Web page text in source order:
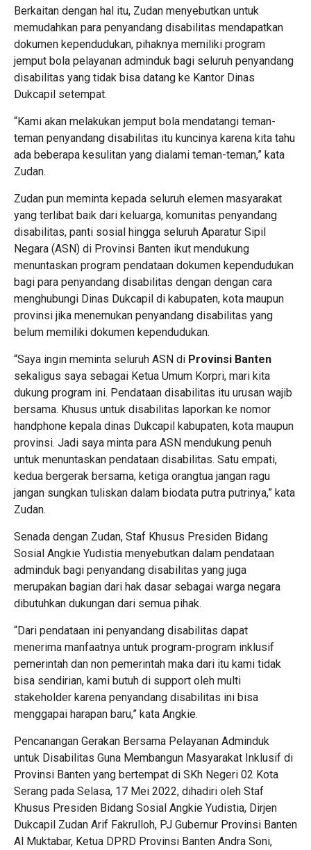
Berkaitan dengan hal itu, Zudan menyebutkan untuk
memudahkan para penyandang disabilitas mendapatkan
dokumen kependudukan, pihaknya memiliki program
jemput bola pelayanan adminduk bagi seluruh penyandang
disabilitas yang tidak bisa datang ke Kantor Dinas
Dukcapil setempat.
“Kami akan melakukan jemput bola mendatangi teman-
teman penyandang disabilitas itu kuncinya karena kita tahu
ada beberapa kesulitan yang dialami teman-teman,” kata
Zudan.
Zudan pun meminta kepada seluruh elemen masyarakat
yang terlibat baik dari keluarga, komunitas penyandang
disabilitas, panti sosial hingga seluruh Aparatur Sipil
Negara (ASN) di Provinsi Banten ikut mendukung
menuntaskan program pendataan dokumen kependudukan
bagi para penyandang disabilitas dengan dengan cara
menghubungi Dinas Dukcapil di kabupaten, kota maupun
provinsi jika menemukan penyandang disabilitas yang
belum memiliki dokumen kependudukan.
“Saya ingin meminta seluruh ASN di Provinsi Banten
sekaligus saya sebagai Ketua Umum Korpri, mari kita
dukung program ini. Pendataan disabilitas itu urusan wajib
bersama. Khusus untuk disabilitas laporkan ke nomor
handphone kepala dinas Dukcapil kabupaten, kota maupun
provinsi. Jadi saya minta para ASN mendukung penuh
untuk menuntaskan pendataan disabilitas. Satu empati,
kedua bergerak bersama, ketiga orangtua jangan ragu
jangan sungkan tuliskan dalam biodata putra putrinya,” kata
Zudan.
Senada dengan Zudan, Staf Khusus Presiden Bidang
Sosial Angkie Yudistia menyebutkan dalam pendataan
adminduk bagi penyandang disabilitas yang juga
merupakan bagian dari hak dasar sebagai warga negara
dibutuhkan dukungan dari semua pihak.
“Dari pendataan ini penyandang disabilitas dapat
menerima manfaatnya untuk program-program inklusif
pemerintah dan non pemerintah maka dari itu kami tidak
bisa sendirian, kami butuh di support oleh multi
stakeholder karena penyandang disabilitas ini bisa
menggapai harapan baru,” kata Angkie.
Pencanangan Gerakan Bersama Pelayanan Adminduk
untuk Disabilitas Guna Membangun Masyarakat Inklusif di
Provinsi Banten yang bertempat di SKh Negeri 02 Kota
Serang pada Selasa, 17 Mei 2022, dihadiri oleh Staf
Khusus Presiden Bidang Sosial Angkie Yudistia, Dirjen
Dukcapil Zudan Arif Fakrulloh, PJ Gubernur Provinsi Banten
Al Muktabar, Ketua DPRD Provinsi Banten Andra Soni,